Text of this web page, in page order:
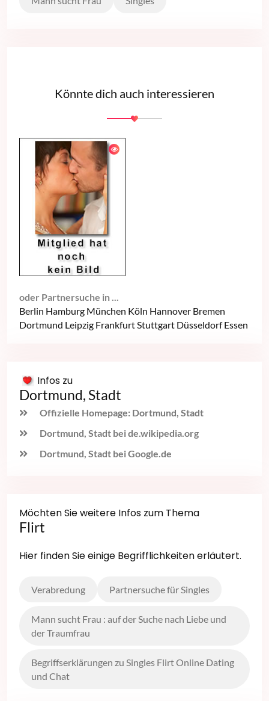
Könnte dich auch interessieren
oder Partnersuche in ...
Berlin Hamburg München Köln Hannover Bremen
Dortmund Leipzig Frankfurt Stuttgart Düsseldorf Essen
Infos zu
Dortmund, Stadt
Offizielle Homepage: Dortmund, Stadt
Dortmund, Stadt bei de.wikipedia.org
Dortmund, Stadt bei Google.de
Möchten Sie weitere Infos zum Thema
Flirt
Hier finden Sie einige Begrifflichkeiten erläutert.
Verabredung Partnersuche für Singles
Mann sucht Frau : auf der Suche nach Liebe und
der Traumfrau
Begriffserklärungen zu Singles Flirt Online Dating
und Chat